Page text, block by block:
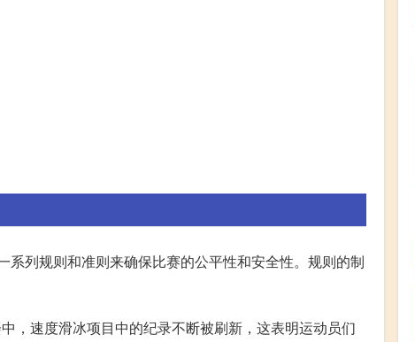
列规则和准则来确保比赛的公平性和安全性。规则的制
，速度滑冰项目中的纪录不断被刷新，这表明运动员们